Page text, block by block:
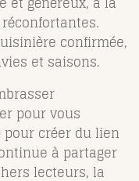
confirmée,
et saisons.
pour vous
pour créer du lien
à partager
lecteurs, la